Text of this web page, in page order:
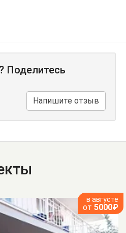
Поделитесь
Напишите отзыв
в августе
от 5000₽